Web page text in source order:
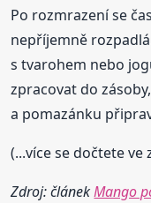
Po rozmrazení se
nepříjemně
s tvarohem nebo
zpracovat do
a pomazánku
(...více se dočtete ve
Zdroj: článekMango